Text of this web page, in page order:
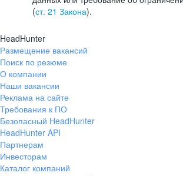
(ст. 21 Закона).
HeadHunter
Размещение вакансий
Поиск по резюме
О компании
Наши вакансии
Реклама на сайте
Требования к ПО
Безопасный HeadHunter
HeadHunter API
Партнерам
Инвесторам
Каталог компаний